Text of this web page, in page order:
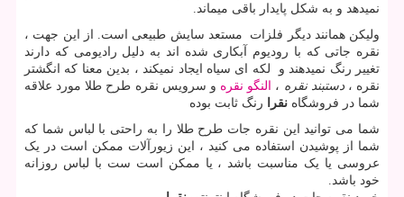
نمیدهد و به شکل پایدار باقی میماند.
ولیکن همانند دیگر فلزات مستعد سایش طبیعی است. از این جهت ،
نقره جاتی که با رودیوم آبکاری شده اند به دلیل رادیومی که دارند
تغییر رنگ نمیدهند و لکه ای سیاه ایجاد نمیکند ، بدین معنا که انگشتر
نقره ،دستبند نقره ، النگو نقره و سرویس نقره طرح طلا مورد علاقه
شما در فروشگاه نقرا
رنگ ثابت بوده
شما می توانید این نقره جات طرح طلا را به راحتی با لباس شما که
شما از پوشیدن استفاده می کنید ، این زیورآلات ممکن است در یک
عروسی یا یک مناسبت باشد ، یا ممکن است ست با لباس روزانه
خود باشد.